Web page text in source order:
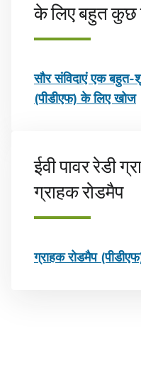
के लिए बहुत कुछ
सौर संविदाएं एक बहुत-
(पीडीएफ) के लिए खोज
ईवी पावर रेडी
ग्राहक रोडमैप
ग्राहक रोडमैप